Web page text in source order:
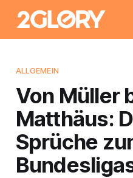
ALLGEMEIN
Von Müller
Matthäus:
Sprüche